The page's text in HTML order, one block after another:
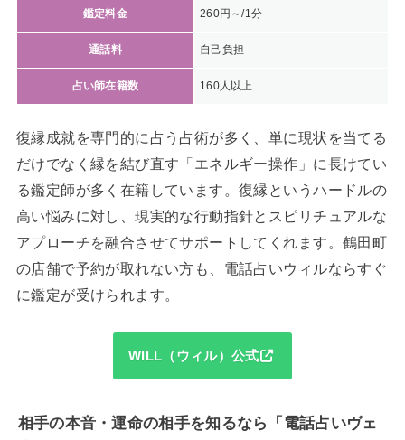
鑑定料金 260円～/1分
通話料 自己負担
占い師在籍数 160人以上
復縁成就を専門的に占う占術が多く、単に現状を当てる
だけでなく縁を結び直す「エネルギー操作」に長けてい
る鑑定師が多く在籍しています。復縁というハードルの
高い悩みに対し、現実的な行動指針とスピリチュアルな
アプローチを融合させてサポートしてくれます。鶴田町
の店舗で予約が取れない方も、電話占いウィルならすぐ
に鑑定が受けられます。
WILL（ウィル）公式
相手の本音・運命の相手を知るなら「電話占いヴェ